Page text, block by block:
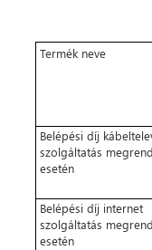
Termék neve
Belépési díj
szolgáltatás
esetén
Belépési díj internet
szolgáltatás
esetén